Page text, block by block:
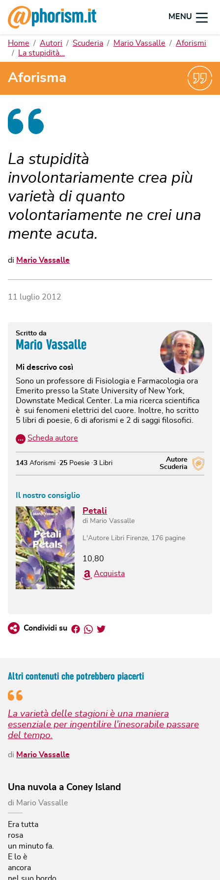
MENU
Home Autori Scuderia Mario Vassalle
Aforismi
La stupidità…
Aforisma
La stupidità
involontariamente crea più
varietà di quanto
volontariamente ne crei una
mente acuta.
di Mario Vassalle
11 luglio 2012
Scritto da
Mario Vassalle
Mi descrivo così
Sono un professore di Fisiologia e Farmacologia ora
Emerito presso la State University of New York,
Downstate Medical Center. La mia ricerca scientifica
è sui fenomeni elettrici del cuore. Inoltre, ho scritto
5 libri di poesie, 6 di aforismi e 2 di saggi filosofici.
… Scheda autore
Autore
Scuderia
143 Aforismi 25 Poesie 3 Libri
Il nostro consiglio
Petali
di Mario Vassalle
L'Autore Libri Firenze 176 pagine
10,80
Acquista
Condividi su Facebook
Whatsapp
Twitter
Altri contenuti che potrebbero piacerti
La varietà delle stagioni è una maniera
essenziale per ingentilire l'inesorabile passare
del tempo.
di Mario Vassalle
Una nuvola a Coney Island
di Mario Vassalle
Era tutta
rosa
un minuto fa.
E lo è
ancora
nel suo bordo